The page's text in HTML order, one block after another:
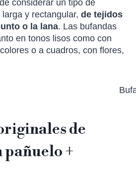
considerar un tipo de
y rectangular, de tejidos
o la lana. Las bufandas
en tonos lisos como con
o a cuadros, con flores,
de
pañuelo +